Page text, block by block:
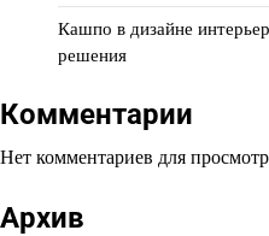
Кашпо в дизайне
решения
Комментарии
Нет комментариев для
Архив